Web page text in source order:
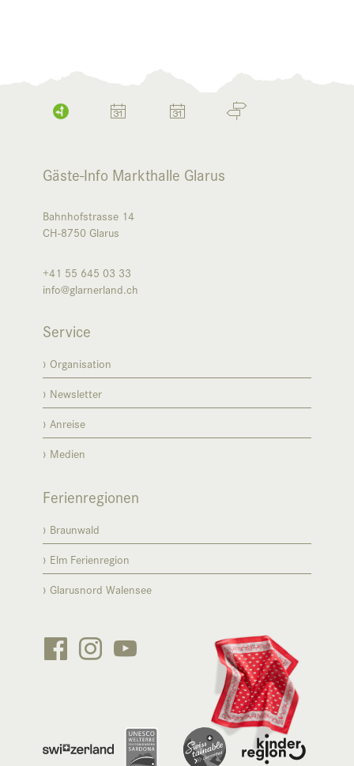
Gäste-Info Markthalle Glarus
Bahnhofstrasse 14
CH-8750 Glarus
+41 55 645 03 33
info@glarnerland.ch
Service
Organisation
Newsletter
Anreise
Medien
Ferienregionen
Braunwald
Elm Ferienregion
Glarusnord Walensee

 